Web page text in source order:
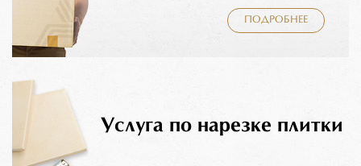
ПОДРОБНЕЕ
Услуга по нарезке плитки